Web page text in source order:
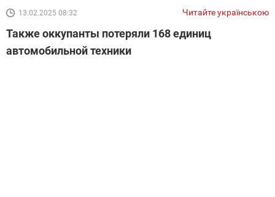
13.02.2025 08:32 Читайте українською
Также оккупанты потеряли 168 единиц
автомобильной техники